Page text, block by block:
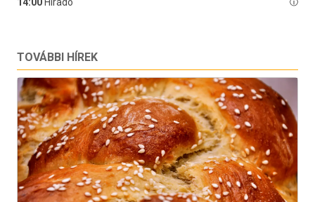
TOVÁBBI HÍREK